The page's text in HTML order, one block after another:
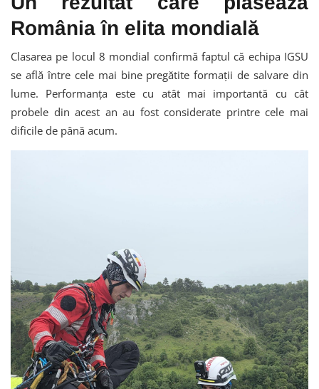
România în elita mondială
Clasarea pe locul 8 mondial confirmă faptul că echipa IGSU
se află între cele mai bine pregătite formații de salvare din
lume. Performanța este cu atât mai importantă cu cât
probele din acest an au fost considerate printre cele mai
dificile de până acum.